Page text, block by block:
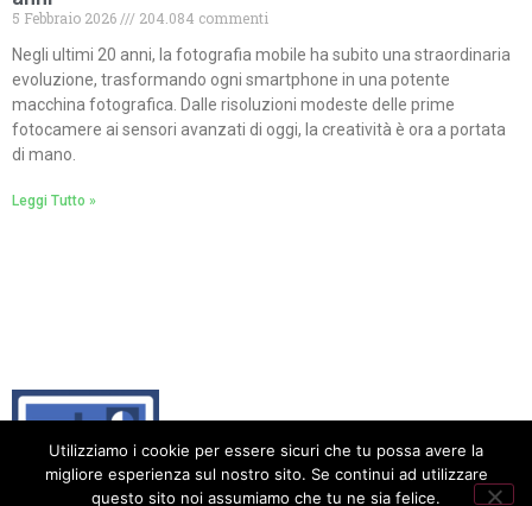
5 Febbraio 2026
204.084 commenti
Negli ultimi 20 anni, la fotografia mobile ha subito una straordinaria
evoluzione, trasformando ogni smartphone in una potente
macchina fotografica. Dalle risoluzioni modeste delle prime
fotocamere ai sensori avanzati di oggi, la creatività è ora a portata
di mano.
Leggi Tutto »
Utilizziamo i cookie per essere sicuri che tu possa avere la
migliore esperienza sul nostro sito. Se continui ad utilizzare
questo sito noi assumiamo che tu ne sia felice.